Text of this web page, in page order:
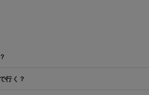
行く？